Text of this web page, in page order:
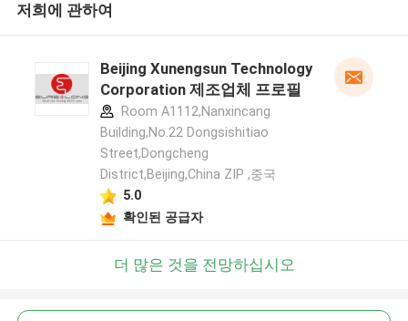
저희에 관하여
Beijing Xunengsun Technology
Corporation 제조업체 프로필
Room A1112,Nanxincang
Building,No.22 Dongsishitiao
Street,Dongcheng
District,Beijing,China ZIP ,중국
5.0
확인된 공급자
더 많은 것을 전망하십시오